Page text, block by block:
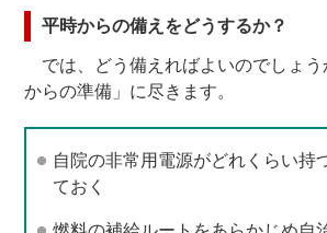
平時からの備えをどうするか？
では、どう備えればよいのでしょ
からの準備」に尽きます。
自院の非常用電源がどれくらい持
ておく